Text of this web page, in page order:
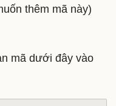
thêm mã này)
mã dưới đây vào